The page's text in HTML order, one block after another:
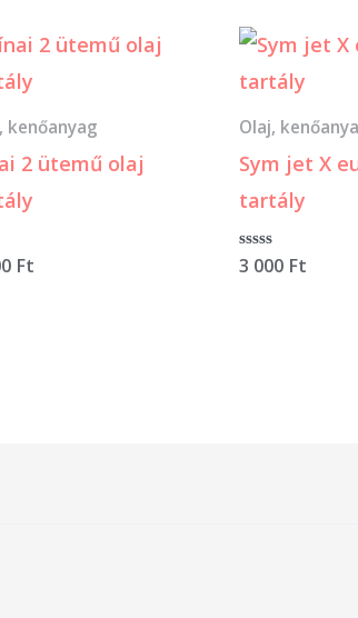
kenőanyag
2 ütemű olaj
Ft
Olaj,
Sym jet X
tartály
Értékelés:
3 000 Ft